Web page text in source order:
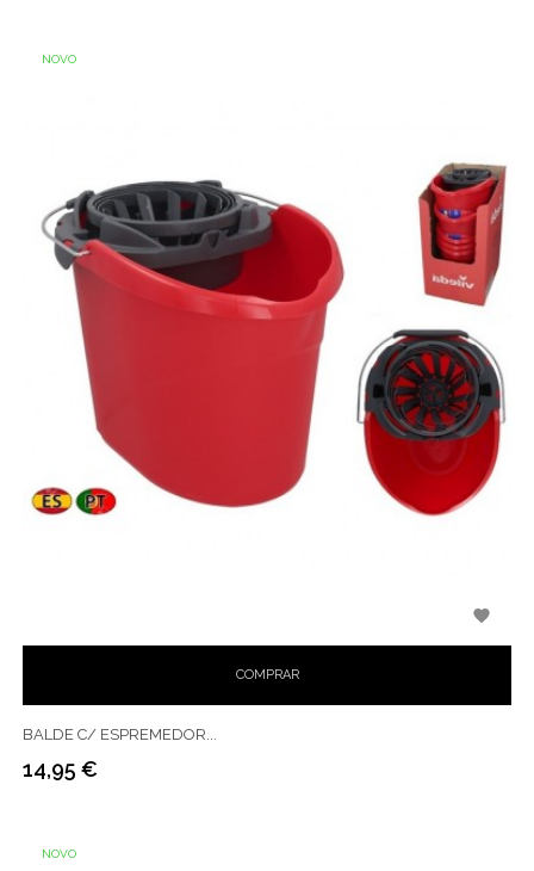
NOVO
COMPRAR

BALDE C/ ESPREMEDOR...
Preço
14,95 €
NOVO